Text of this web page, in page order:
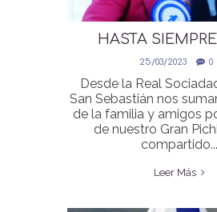
HASTA
25/03/2023 0
Desde la Real
San Sebastián nos
de la familia y amigos
de nuestro Gran
compartido...
Leer Más